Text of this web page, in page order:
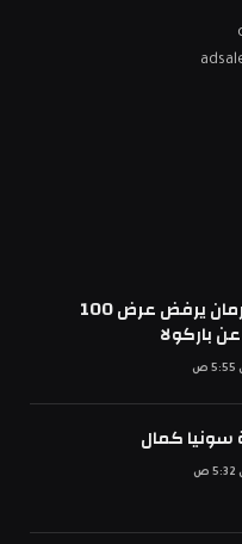
باريس سان جيرمان يرفض عرض 100
باركولا
سونيا كمال